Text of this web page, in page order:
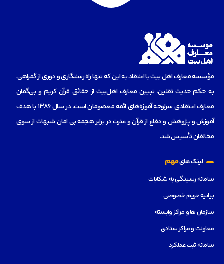
مؤسسه‌ معارف اهل بیت با اعتقاد به این که تنها راه رستگاری و دوری از گمراهی،
به حکم حدیث ثقلین، تبیین معارف اهل‌بیت از حقائق قرآن کریم و بی‌گمان
معارف اعتقادی سرلوحه آموزه‌های ائمه معصومان است، در سال 1386 با هدف
آموزش و پژوهش و دفاع از قرآن و عترت در برابر هجمه بی امان شبهات از سوی
مخالفان تأسیس شد.
لینک هایمهم
سامانه رسیدگی به شکایات
بیانیه حریم خصوصی
سازمان ها و مراکز وابسته
معاونت و مراکز ستادی
سامانه ثبت عملکرد